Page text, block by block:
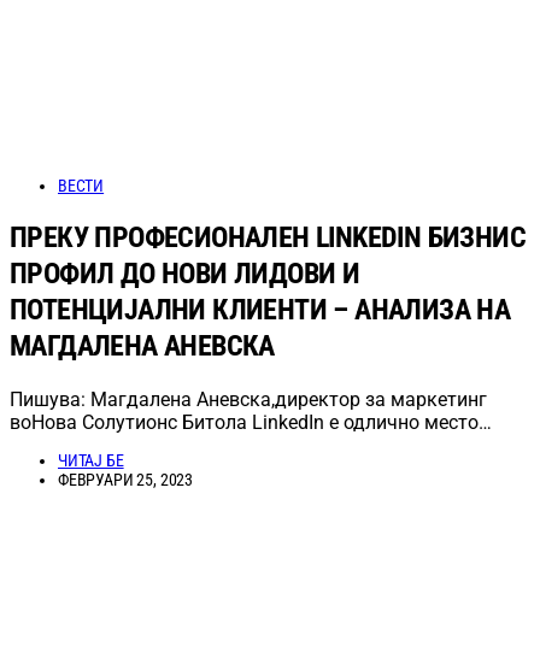
ВЕСТИ
ПРЕКУ ПРОФЕСИОНАЛЕН LINKEDIN БИЗНИС
ПРОФИЛ ДО НОВИ ЛИДОВИ И
ПОТЕНЦИЈАЛНИ КЛИЕНТИ – АНАЛИЗА НА
МАГДАЛЕНА АНЕВСКА
Пишува: Магдалена Аневска,директор за маркетинг
воНова Солутионс Битола LinkedIn е одлично место…
ЧИТАЈ БЕ
ФЕВРУАРИ 25, 2023